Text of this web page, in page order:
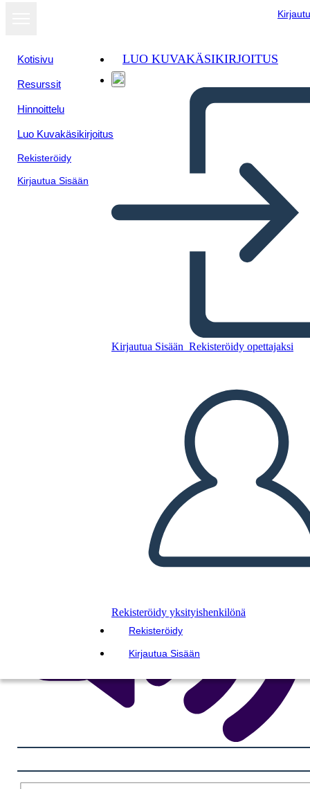
Kotisivu
Resurssit
Hinnoittelu
Luo Kuvakäsikirjoitus
Rekisteröidy
Kirjautua Sisään
LUO KUVAKÄSIKIRJOITUS
Kirjautua Sisään Rekisteröidy opettajaksi
Rekisteröidy yksityishenkilönä
Rekisteröidy
Kirjautua Sisään
Luovan Kirjoittamisen
Ääriviivat
Kopioi tämä kuvakäsikirjoitus
LUO KUVAKÄSIKIRJOITUS
TOISTA DIAESITYS
LUE MINULLE
Näytä
diaesityksenä